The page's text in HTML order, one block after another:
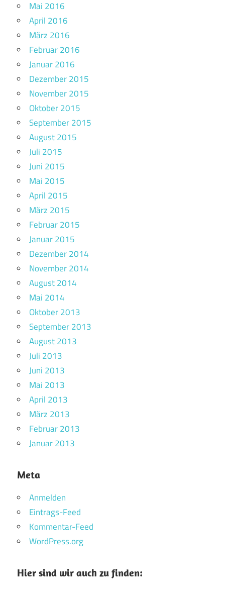
Mai 2016
April 2016
März 2016
Februar 2016
Januar 2016
Dezember 2015
November 2015
Oktober 2015
September 2015
August 2015
Juli 2015
Juni 2015
Mai 2015
April 2015
März 2015
Februar 2015
Januar 2015
Dezember 2014
November 2014
August 2014
Mai 2014
Oktober 2013
September 2013
August 2013
Juli 2013
Juni 2013
Mai 2013
April 2013
März 2013
Februar 2013
Januar 2013
Meta
Anmelden
Eintrags-Feed
Kommentar-Feed
WordPress.org
Hier sind wir auch zu finden: